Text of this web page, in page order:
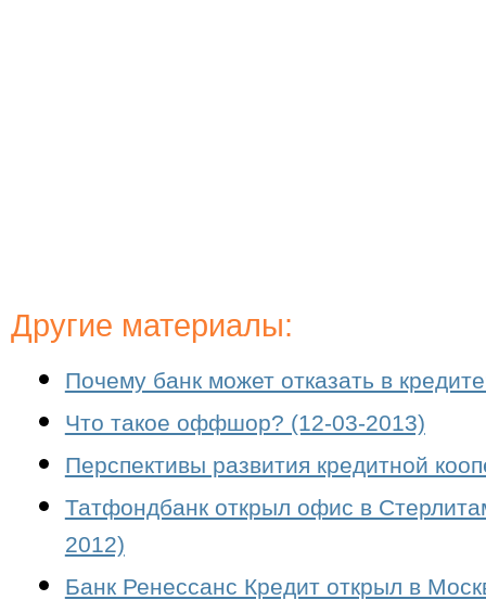
Другие материалы:
Почему банк может отказать в
Что такое оффшор? (12-03-2013)
Перспективы развития кредитной
Татфондбанк открыл офис в
2012)
Банк Ренессанс Кредит открыл в